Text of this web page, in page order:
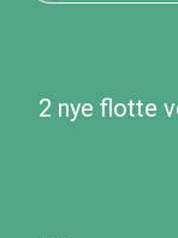
2 nye flotte